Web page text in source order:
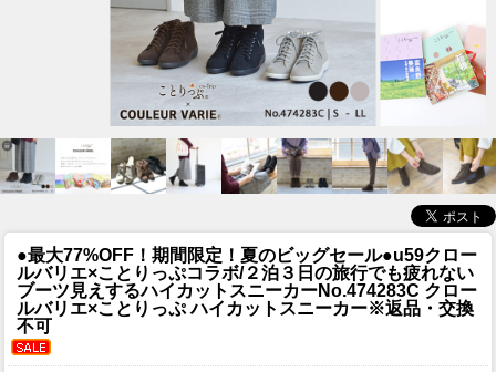
●最大77%OFF！期間限定！夏のビッグセール●u59クロー
ルバリエ×ことりっぷコラボ/２泊３日の旅行でも疲れない
ブーツ見えするハイカットスニーカーNo.474283C クロー
ルバリエ×ことりっぷ ハイカットスニーカー※返品・交換
不可